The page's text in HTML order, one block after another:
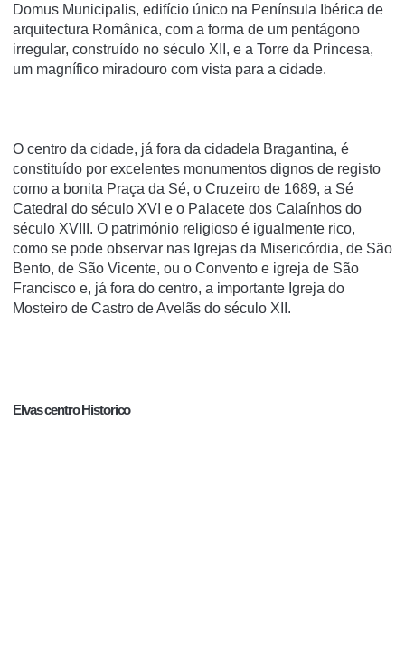
Domus Municipalis, edifício único na Península Ibérica de
arquitectura Românica, com a forma de um pentágono
irregular, construído no século XII, e a Torre da Princesa,
um magnífico miradouro com vista para a cidade.
O centro da cidade, já fora da cidadela Bragantina, é
constituído por excelentes monumentos dignos de registo
como a bonita Praça da Sé, o Cruzeiro de 1689, a Sé
Catedral do século XVI e o Palacete dos Calaínhos do
século XVIII. O património religioso é igualmente rico,
como se pode observar nas Igrejas da Misericórdia, de São
Bento, de São Vicente, ou o Convento e igreja de São
Francisco e, já fora do centro, a importante Igreja do
Mosteiro de Castro de Avelãs do século XII.
Elvas centro Historico